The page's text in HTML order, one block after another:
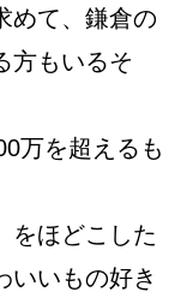
めて、鎌倉の
方もいるそ
万を超えるも
をほどこした
いいもの好き